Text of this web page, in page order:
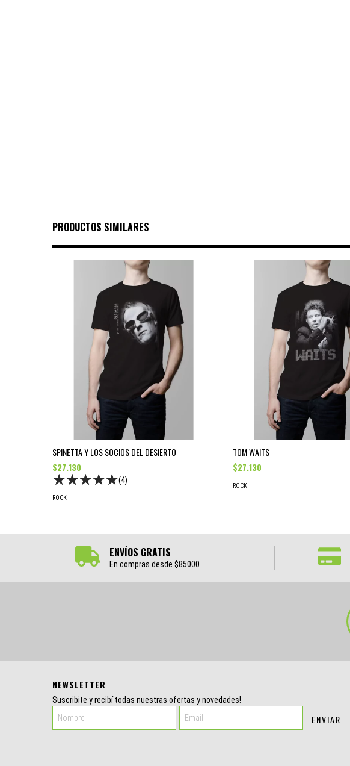
PRODUCTOS SIMILARES
SPINETTA Y LOS SOCIOS DEL DESIERTO
$27.130
(4)
ROCK
TOM WAITS
$27.130
ROCK
ENVÍOS GRATIS
En compras desde $85000
NEWSLETTER
Suscribite y recibí todas nuestras ofertas y novedades!